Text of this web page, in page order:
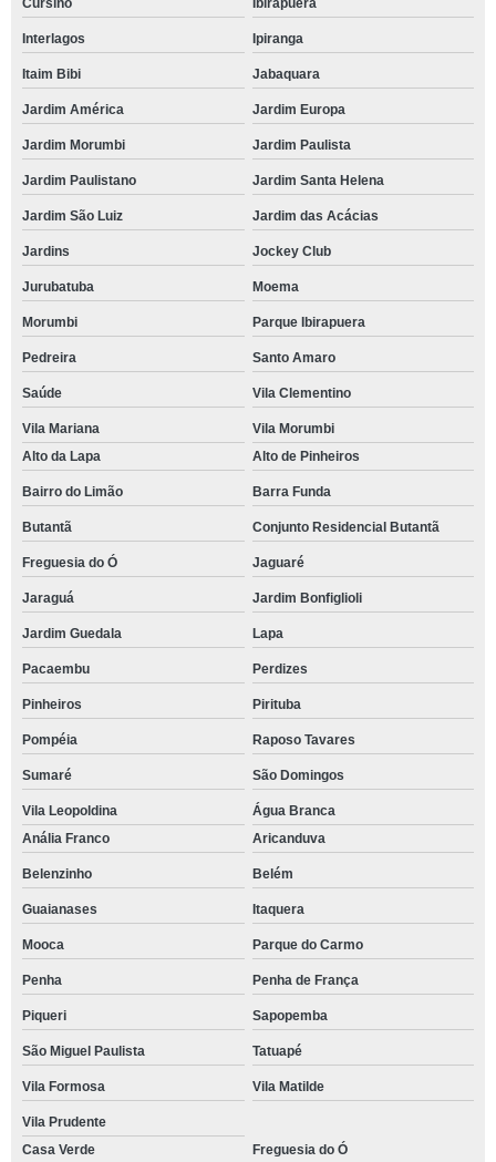
Interlagos Ipiranga
Itaim Bibi Jabaquara
Jardim América Jardim Europa
Jardim Morumbi Jardim Paulista
Jardim Paulistano Jardim Santa Helena
Jardim São Luiz Jardim das Acácias
Jardins Jockey Club
Jurubatuba Moema
Morumbi Parque Ibirapuera
Pedreira Santo Amaro
Saúde Vila Clementino
Vila Mariana
Vila Morumbi
Alto da Lapa
Alto de Pinheiros
Bairro do Limão Barra Funda
Butantã Conjunto Residencial Butantã
Freguesia do Ó Jaguaré
Jaraguá Jardim Bonfiglioli
Jardim Guedala Lapa
Pacaembu Perdizes
Pinheiros Pirituba
Pompéia Raposo Tavares
Sumaré São Domingos
Vila Leopoldina
Água Branca
Anália Franco
Aricanduva
Belenzinho Belém
Guaianases Itaquera
Mooca Parque do Carmo
Penha Penha de França
Piqueri Sapopemba
São Miguel Paulista Tatuapé
Vila Formosa Vila Matilde
Vila Prudente
Casa Verde
Freguesia do Ó